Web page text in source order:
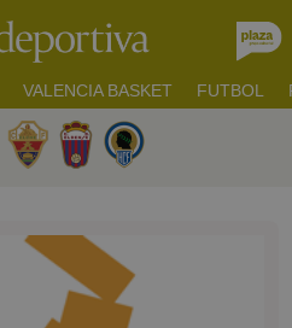
VALENCIA BASKET FUTBOL